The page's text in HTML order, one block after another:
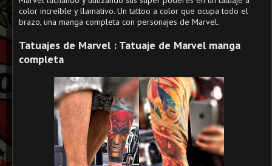
color increíble y llamativo. Un tattoo a color que ocupa todo el
brazo, una manga completa con personajes de Marvel.
Tatuajes de Marvel : Tatuaje de Marvel manga
completa